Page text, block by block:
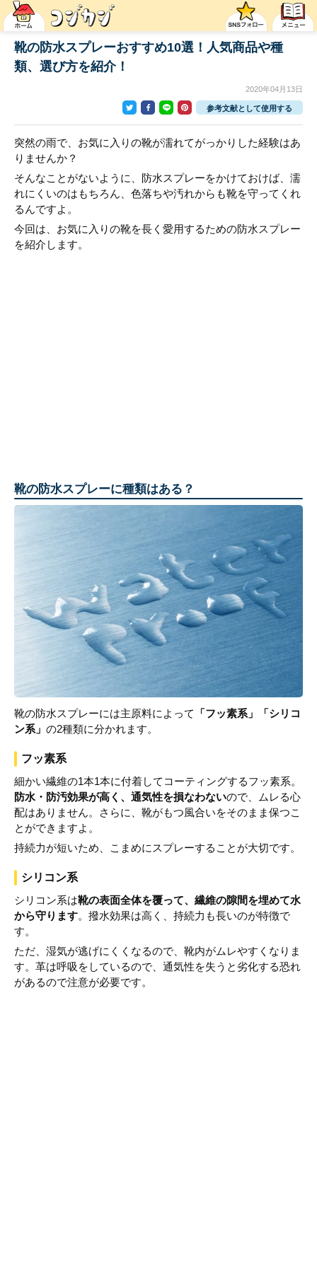
靴の防水スプレーおすすめ10選！人気商品や種
類、選び方を紹介！
2020年04月13日
参考文献として使用する
突然の雨で、お気に入りの靴が濡れてがっかりした経験はあ
りませんか？
そんなことがないように、防水スプレーをかけておけば、濡
れにくいのはもちろん、色落ちや汚れからも靴を守ってくれ
るんですよ。
今回は、お気に入りの靴を長く愛用するための防水スプレー
を紹介します。
靴の防水スプレーに種類はある？
靴の防水スプレーには主原料によって
「フッ素系」「シリコ
ン系」 の2種類に分かれます。
フッ素系
細かい繊維の1本1本に付着してコーティングするフッ素系。
防水・防汚効果が高く、通気性を損なわないので、ムレる心
配はありません。さらに、靴がもつ風合いをそのまま保つこ
とができますよ。
持続力が短いため、こまめにスプレーすることが大切です。
シリコン系
シリコン系は靴の表面全体を覆って、繊維の隙間を埋めて水
から守ります。撥水効果は高く、持続力も長いのが特徴で
す。
ただ、湿気が逃げにくくなるので、靴内がムレやすくなりま
す。革は呼吸をしているので、通気性を失うと劣化する恐れ
があるので注意が必要です。